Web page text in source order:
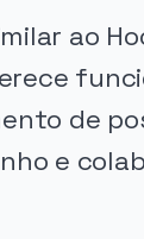
ao
de
e